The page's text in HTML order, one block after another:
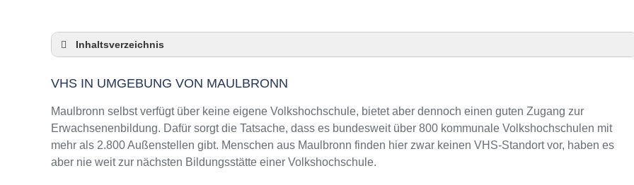
Inhaltsverzeichnis
3 Quicktipps
Checkliste: VHS-Kurse rund um Maulbronn finden
Keine VHS in Maulbronn
Online-Kurse: Pro und Contra
Online-Kurse als alternative Angebote zu VHS-Kursen
VHS IN UMGEBUNG VON MAULBRONN
Maulbronn selbst verfügt über keine eigene Volkshochschule, bietet aber dennoch einen guten Zugang zur
Erwachsenenbildung. Dafür sorgt die Tatsache, dass es bundesweit über 800 kommunale Volkshochschulen mit
mehr als 2.800 Außenstellen gibt. Menschen aus Maulbronn finden hier zwar keinen VHS-Standort vor, haben es
aber nie weit zur nächsten Bildungsstätte einer Volkshochschule.